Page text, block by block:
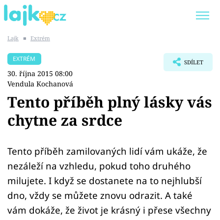
SHOPAHOLICADEL
Témata
Showbyznys
Youtubeři
Virály
Lajk ■ Extrém
EXTRÉM
30. října 2015 08:00
Vendula Kochanová
SDÍLET
Tento příběh plný lásky vás
chytne za srdce
Tento příběh zamilovaných lidí vám ukáže, že
nezáleží na vzhledu, pokud toho druhého
milujete. I když se dostanete na to nejhlubší
dno, vždy se můžete znovu odrazit. A také
vám dokáže, že život je krásný i přese všechny